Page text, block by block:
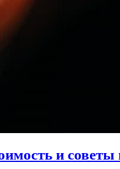
и